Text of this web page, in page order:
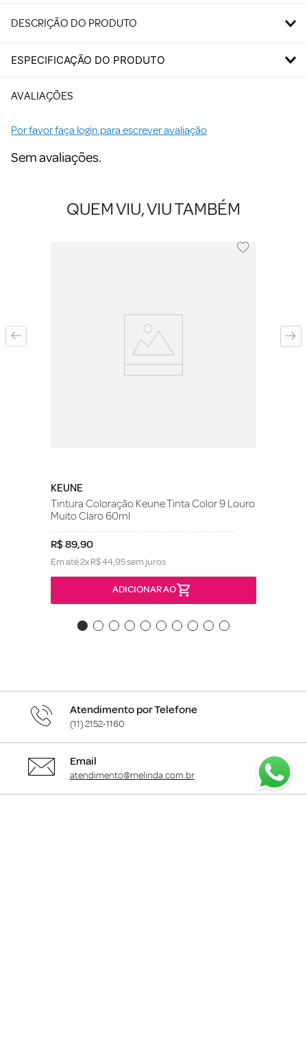
DESCRIÇÃO DO PRODUTO
ESPECIFICAÇÃO DO PRODUTO
AVALIAÇÕES
Por favor faça login para escrever avaliação
Sem avaliações.
QUEM VIU, VIU TAMBÉM
KEUNE
Tintura Coloração Keune Tinta Color 9 Louro
Muito Claro 60ml
R$89,90
Em até2xR$44,95sem juros
ADICIONAR AO
Atendimento por Telefone
(11) 2152-1160
Email
atendimento@melinda.com.br